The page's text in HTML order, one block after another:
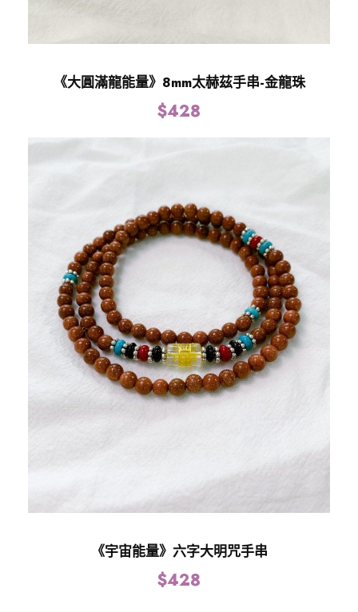
《大圓滿龍能量》8mm太赫茲手串-金龍珠
$428
《宇宙能量》六字大明咒手串
$428